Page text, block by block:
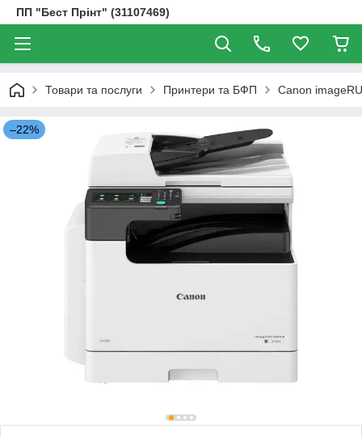
ПП "Бест Прінт" (31107469)
Товари та послуги Принтери та БФП Canon
–22%